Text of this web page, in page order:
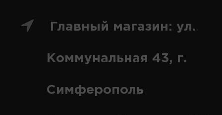
Главный магазин: ул.
Коммунальная 43, г.
Симферополь